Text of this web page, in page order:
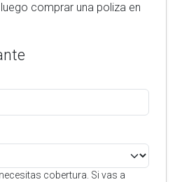
comprar una poliza en
cobertura. Si vas a